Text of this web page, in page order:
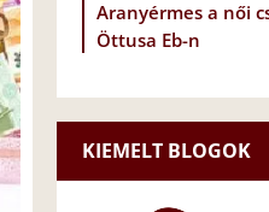
Aranyérmes a női
Öttusa Eb-n
KIEMELT BLOGOK